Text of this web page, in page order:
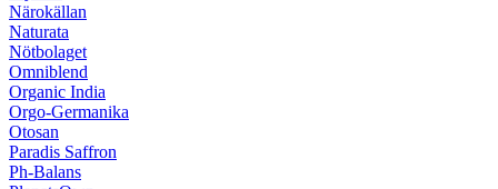
Närokällan
Naturata
Nötbolaget
Omniblend
Organic India
Orgo-Germanika
Otosan
Paradis Saffron
Ph-Balans